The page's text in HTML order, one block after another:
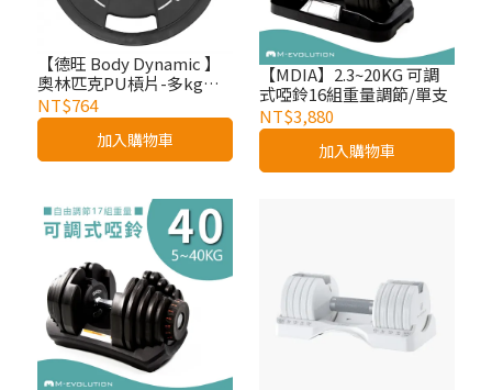
【德旺 Body Dynamic 】
奧林匹克PU槓片-多kg任
選
NT$764
加入購物車
【MDIA】2.3~20KG 可調
式啞鈴16組重量調節/單支
NT$3,880
加入購物車